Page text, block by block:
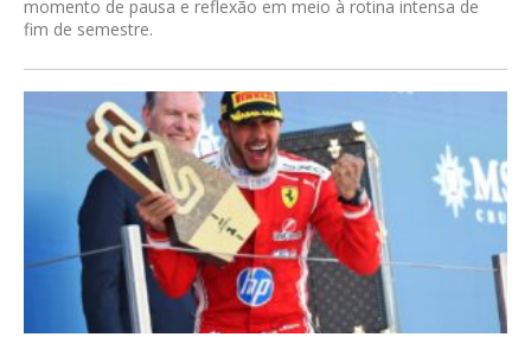
momento de pausa e reflexão em meio à rotina intensa de
fim de semestre.